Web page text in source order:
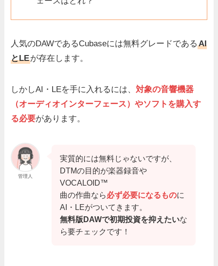
人気のDAWであるCubaseには無料グレードであるAI
とLEが存在します。
しかしAI・LEを手に入れるには、対象の音響機器
（オーディオインターフェース）やソフトを購入す
る必要があります。
管理人
実質的には無料じゃないですが、
DTMの目的が楽器録音や
VOCALOID™
曲の作曲なら必ず必要になるものに
AI・LEがついてきます。
無料版DAWで初期投資を抑えたいな
ら要チェックです！